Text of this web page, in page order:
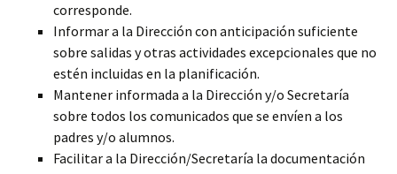
corresponde.
Informar a la Dirección con anticipación suficiente
sobre salidas y otras actividades excepcionales que no
estén incluidas en la planificación.
Mantener informada a la Dirección y/o Secretaría
sobre todos los comunicados que se envíen a los
padres y/o alumnos.
Facilitar a la Dirección/Secretaría la documentación